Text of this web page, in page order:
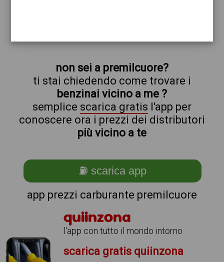
non sei a premilcuore?
ti stai chiedendo come trovare i
benzinai vicino a me ?
semplice scarica gratis l'app per
conoscere ora i prezzi dei distributori
più vicino a te
⛽ scarica app
app prezzi carburante premilcuore
quiinzona
l'app con tutto il mondo intorno
scarica gratis quiinzona